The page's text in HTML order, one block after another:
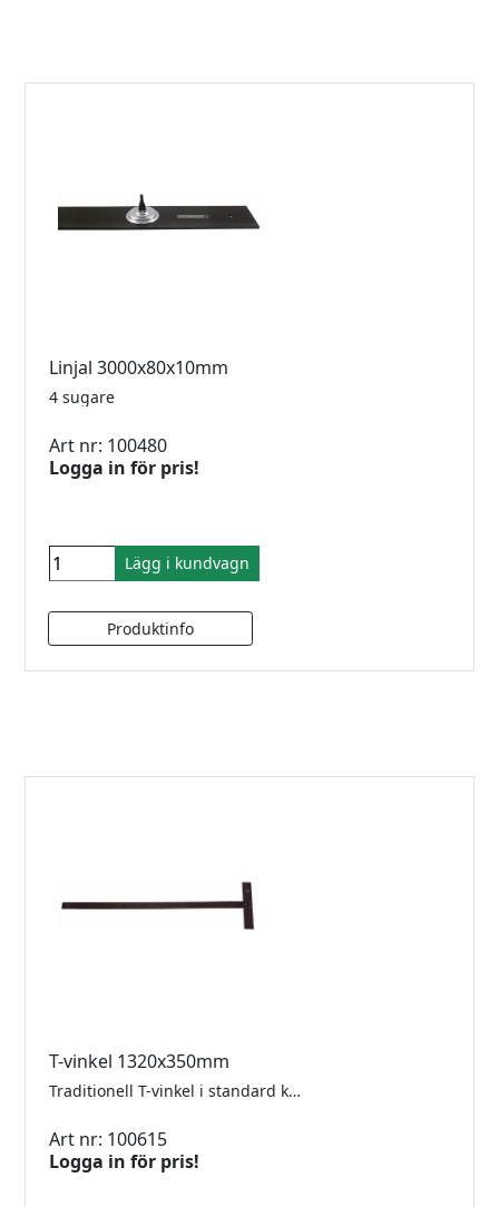
Linjal 3000x80x10mm
4 sugare
Art nr: 100480
Logga in för pris!
Lägg i kundvagn
T-vinkel 1320x350mm
Traditionell T-vinkel i standard kvalité. Urtag i vinkeln gör det möjligt att skära från glasets kant.
Art nr: 100615
Logga in för pris!